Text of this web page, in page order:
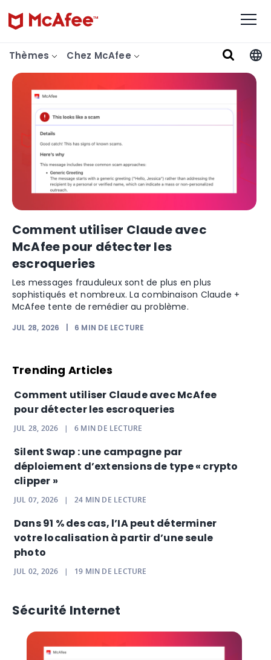
Thèmes Chez McAfee
Comment utiliser Claude avec
McAfee pour détecter les
escroqueries
Les messages frauduleux sont de plus en plus
sophistiqués et nombreux. La combinaison Claude +
McAfee tente de remédier au problème.
JUL 28, 2026 6 MIN DE LECTURE
Trending Articles
Comment utiliser Claude avec McAfee
pour détecter les escroqueries
JUL 28, 2026 |6 MIN DE LECTURE
Silent Swap : une campagne par
déploiement d’extensions de type « crypto
clipper »
JUL 07, 2026 |24 MIN DE LECTURE
Dans 91 % des cas, l’IA peut déterminer
votre localisation à partir d’une seule
photo
JUL 02, 2026 | 19 MIN DE LECTURE
Sécurité Internet